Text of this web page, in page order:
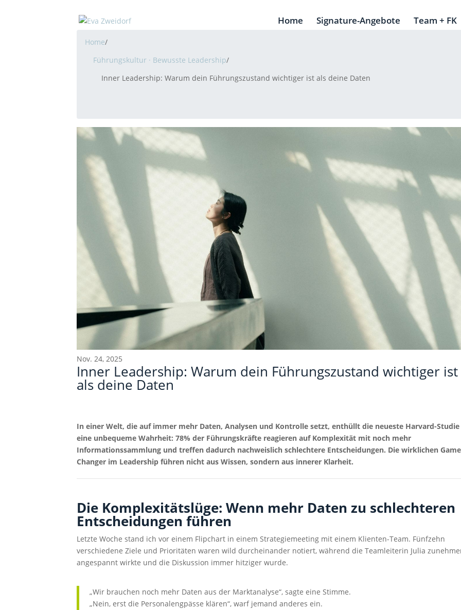
Home Signature-Angebote Team + FK
Home/
Führungskultur · Bewusste Leadership/
Inner Leadership: Warum dein Führungszustand wichtiger ist als deine Daten
Nov. 24, 2025
Inner Leadership: Warum dein Führungszustand wichtiger ist
als deine Daten
In einer Welt, die auf immer mehr Daten, Analysen und Kontrolle setzt, enthüllt die neueste Harvard-Studie
eine unbequeme Wahrheit: 78% der Führungskräfte reagieren auf Komplexität mit noch mehr
Informationssammlung und treffen dadurch nachweislich schlechtere Entscheidungen. Die wirklichen
Changer im Leadership führen nicht aus Wissen, sondern aus innerer Klarheit.
Die Komplexitätslüge: Wenn mehr Daten zu schlechteren
Entscheidungen führen
Letzte Woche stand ich vor einem Flipchart in einem Strategiemeeting mit einem Klienten-Team. Fünfzehn
verschiedene Ziele und Prioritäten waren wild durcheinander notiert, während die Teamleiterin Julia
angespannt wirkte und die Diskussion immer hitziger wurde.
„Wir brauchen noch mehr Daten aus der Marktanalyse“, sagte eine Stimme.
„Nein, erst die Personalengpässe klären“, warf jemand anderes ein.